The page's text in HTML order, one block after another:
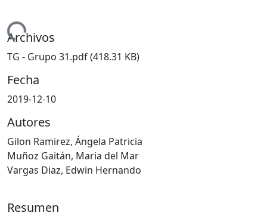
Archivos
TG - Grupo 31.pdf(418.31 KB)
Fecha
2019-12-10
Autores
Gilon Ramirez, Ángela Patricia
Muñoz Gaitán, Maria del Mar
Vargas Diaz, Edwin Hernando
Resumen